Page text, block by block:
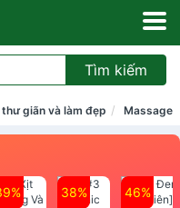
Tìm kiếm
giãn và làm đẹp Massage
38% 46%